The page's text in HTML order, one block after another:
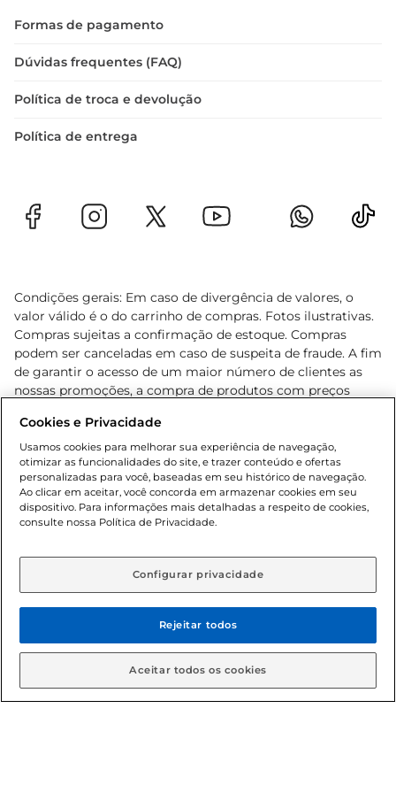
Formas de pagamento
Dúvidas frequentes (FAQ)
Política de troca e devolução
Política de entrega
Condições gerais: Em caso de divergência de valores, o
valor válido é o do carrinho de compras. Fotos ilustrativas.
Compras sujeitas a confirmação de estoque. Compras
podem ser canceladas em caso de suspeita de fraude. A fim
de garantir o acesso de um maior número de clientes as
nossas promoções, a compra de produtos com preços
cliente. Os preços, ofertas e condições são exclusivos para
o e-commerce e válidos durante o dia de hoje, podendo
sofrer alterações sem prévia notificação. Proibida a venda
de bebidas alcoólicas para menores de 18 anos, conforme
Lei n.º 8069/90, art. 81, inciso II (Estatuto da Criança e do
Adolescente). Preços e condições exclusivos para o
aviso prévio. O valor mínimo para as compras on-line é de
© 2026 Copyright. Todos os direitos
reservados Gbarbosa.
Cookies e Privacidade
Usamos cookies para melhorar sua experiência de navegação,
otimizar as funcionalidades do site, e trazer conteúdo e ofertas
personalizadas para você, baseadas em seu histórico de navegação.
Ao clicar em aceitar, você concorda em armazenar cookies em seu
dispositivo. Para informações mais detalhadas a respeito de cookies,
consulte nossa Política de Privacidade.
Configurar privacidade
Rejeitar todos
Aceitar todos os cookies